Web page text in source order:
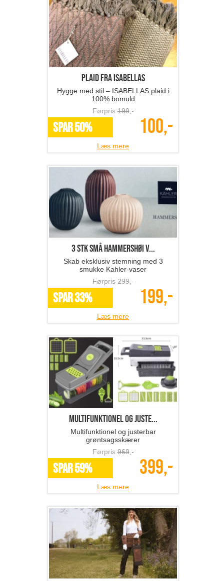
Plaid fra ISABELLAS
Hygge med stil – ISABELLAS plaid i
100% bomuld
Førpris199,-
SPAR 50% 100,-
Læs mere
3 stk små Hammershøi v...
Skab eksklusiv stemning med 3
smukke Kahler-vaser
Førpris299,-
SPAR 33% 199,-
Læs mere
Multifunktionel og juste...
Multifunktionel og justerbar
grøntsagsskærer
Førpris969,-
SPAR 59% 399,-
Læs mere